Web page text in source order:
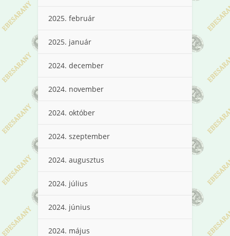
2025. február
2025. január
2024. december
2024. november
2024. október
2024. szeptember
2024. augusztus
2024. július
2024. június
2024. május